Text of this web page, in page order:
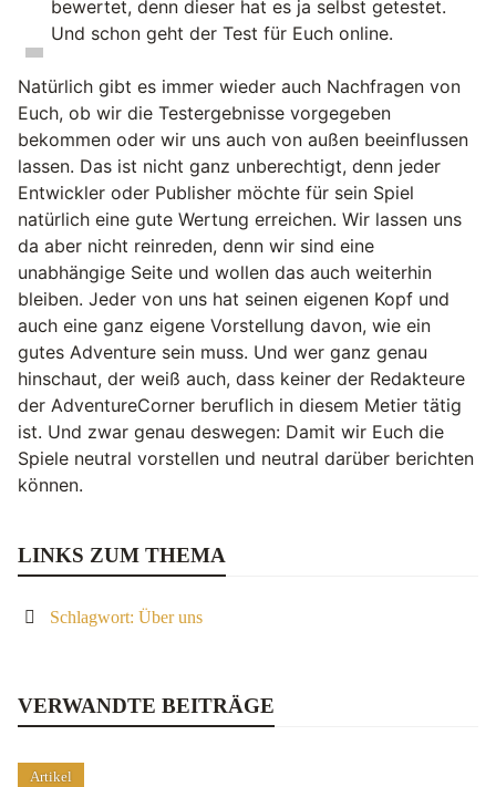
bewertet, denn dieser hat es ja selbst getestet.
Und schon geht der Test für Euch online.
Natürlich gibt es immer wieder auch Nachfragen von
Euch, ob wir die Testergebnisse vorgegeben
bekommen oder wir uns auch von außen beeinflussen
lassen. Das ist nicht ganz unberechtigt, denn jeder
Entwickler oder Publisher möchte für sein Spiel
natürlich eine gute Wertung erreichen. Wir lassen uns
da aber nicht reinreden, denn wir sind eine
unabhängige Seite und wollen das auch weiterhin
bleiben. Jeder von uns hat seinen eigenen Kopf und
auch eine ganz eigene Vorstellung davon, wie ein
gutes Adventure sein muss. Und wer ganz genau
hinschaut, der weiß auch, dass keiner der Redakteure
der AdventureCorner beruflich in diesem Metier tätig
ist. Und zwar genau deswegen: Damit wir Euch die
Spiele neutral vorstellen und neutral darüber berichten
können.
LINKS ZUM THEMA
Schlagwort: Über uns
VERWANDTE BEITRÄGE
Artikel